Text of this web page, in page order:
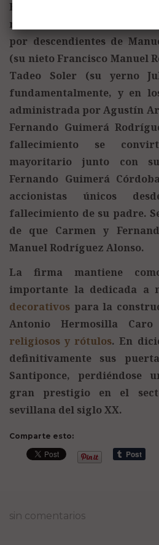
En estos años setenta y
mantiene como Sociedad
por descendientes de
(su nieto Francisco Manuel
Tadeo Soler (su yerno
fundamentalmente, y en
administrada por Agustín
Fernando Guimerá
fallecimiento se
mayoritario junto con
Fernando Guimerá
accionistas únicos
fallecimiento de su padre.
de que Carmen y
Manuel Rodríguez Alonso.
La firma mantiene
importante la dedicada a
decorativos para la
Antonio Hermosilla
religiosos y rótulos. En
definitivamente sus
Santiponce, perdiéndose
gran prestigio en el
sevillana del siglo XX.
Comparte esto:
sin comentarios